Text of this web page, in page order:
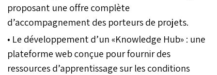
proposant une offre complète
d’accompagnement des porteurs de projets.
• Le développement d’un «Knowledge Hub» : une
plateforme web conçue pour fournir des
ressources d’apprentissage sur les conditions